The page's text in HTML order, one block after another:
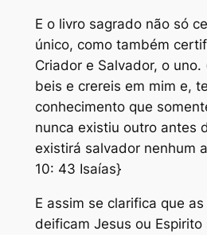
E o livro sagrado não só
único, como também
Criador e Salvador, o uno.
beis e crereis em mim e,
conhecimento que
nunca existiu outro antes
existirá salvador nenhum
10: 43 Isaías}
E assim se clarifica que
deificam Jesus ou